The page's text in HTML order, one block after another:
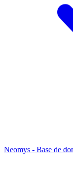
Neomys - Base de